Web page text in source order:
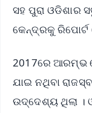
ସହ ପୁରା ଓଡିଶାର
କେନ୍ଦ୍ରକୁ ରିପୋର୍ଟ
2017ରେ ଆରମ୍ଭ
ଯାଇ ନଥିବା
ଉଦ୍ଦେଶ୍ୟ ଥିଲା ।